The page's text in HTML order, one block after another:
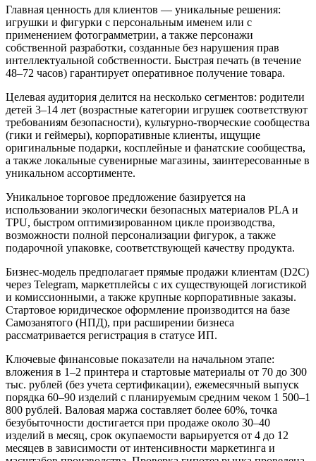
Главная ценность для клиентов — уникальные решения:
игрушки и фигурки с персональным именем или с
применением фотограмметрии, а также персонажи
собственной разработки, созданные без нарушения прав
интеллектуальной собственности. Быстрая печать (в течение
48–72 часов) гарантирует оперативное получение товара.
Целевая аудитория делится на несколько сегментов: родители
детей 3–14 лет (возрастные категории игрушек соответствуют
требованиям безопасности), культурно-творческие сообщества
(гики и геймеры), корпоративные клиенты, ищущие
оригинальные подарки, косплейные и фанатские сообщества,
а также локальные сувенирные магазины, заинтересованные в
уникальном ассортименте.
Уникальное торговое предложение базируется на
использовании экологически безопасных материалов PLA и
TPU, быстром оптимизированном цикле производства,
возможности полной персонализации фигурок, а также
подарочной упаковке, соответствующей качеству продукта.
Бизнес-модель предполагает прямые продажи клиентам (D2C)
через Telegram, маркетплейсы с их существующей логистикой
и комиссионными, а также крупные корпоративные заказы.
Стартовое юридическое оформление производится на базе
Самозанятого (НПД), при расширении бизнеса
рассматривается регистрация в статусе ИП.
Ключевые финансовые показатели на начальном этапе:
вложения в 1–2 принтера и стартовые материалы от 70 до 300
тыс. рублей (без учета сертификации), ежемесячный выпуск
порядка 60–90 изделий с планируемым средним чеком 1 500–1
800 рублей. Валовая маржа составляет более 60%, точка
безубыточности достигается при продаже около 30–40
изделий в месяц, срок окупаемости варьируется от 4 до 12
месяцев в зависимости от интенсивности маркетинга и